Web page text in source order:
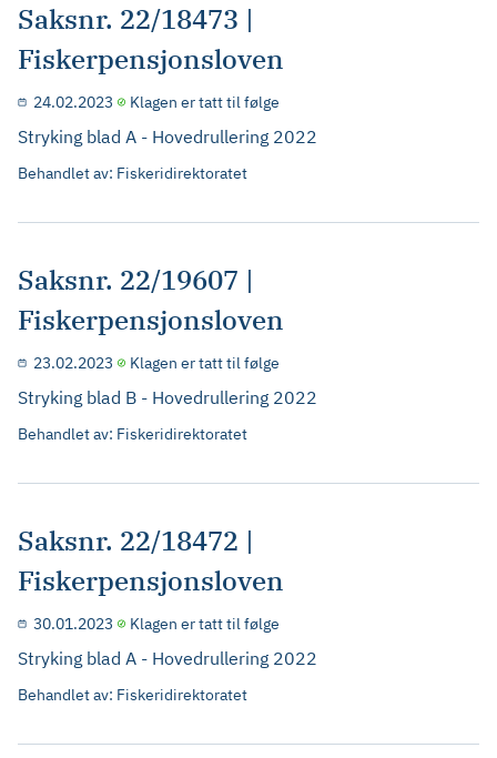
Saksnr. 22/18473 |
Fiskerpensjonsloven
24.02.2023 Klagen er tatt til følge
Stryking blad A - Hovedrullering 2022
Behandlet av: Fiskeridirektoratet
Saksnr. 22/19607 |
Fiskerpensjonsloven
23.02.2023 Klagen er tatt til følge
Stryking blad B - Hovedrullering 2022
Behandlet av: Fiskeridirektoratet
Saksnr. 22/18472 |
Fiskerpensjonsloven
30.01.2023 Klagen er tatt til følge
Stryking blad A - Hovedrullering 2022
Behandlet av: Fiskeridirektoratet